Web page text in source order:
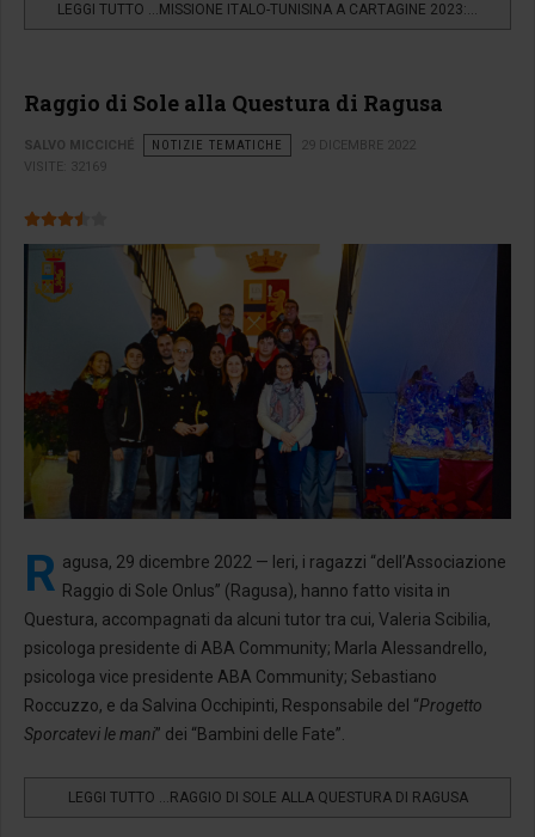
LEGGI TUTTO …MISSIONE ITALO-TUNISINA A CARTAGINE 2023:...
Raggio di Sole alla Questura di Ragusa
SALVO MICCICHÉ NOTIZIE TEMATICHE
29 DICEMBRE 2022
VISITE: 32169
Valutazione attuale:
R agusa, 29 dicembre 2022 — Ieri, i ragazzi “dell’Associazione
Raggio di Sole Onlus” (Ragusa), hanno fatto visita in
Questura, accompagnati da alcuni tutor tra cui, Valeria Scibilia,
psicologa presidente di ABA Community; Marla Alessandrello,
psicologa vice presidente ABA Community; Sebastiano
Roccuzzo, e da Salvina Occhipinti, Responsabile del “Progetto
Sporcatevi le mani” dei “Bambini delle Fate”.
LEGGI TUTTO …RAGGIO DI SOLE ALLA QUESTURA DI RAGUSA